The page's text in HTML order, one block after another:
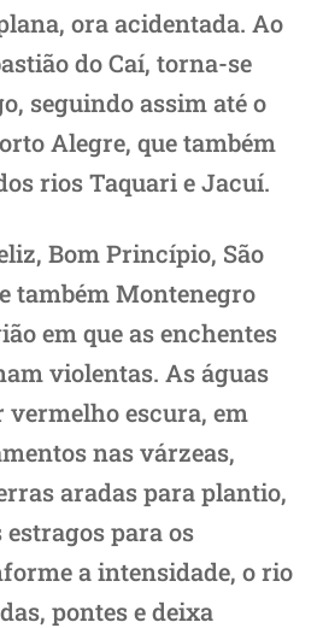
ora acidentada. Ao
do Caí, torna-se
seguindo assim até o
Alegre, que também
rios Taquari e Jacuí.
Bom Princípio, São
também Montenegro
em que as enchentes
violentas. As águas
escura, em
nas várzeas,
aradas para plantio,
para os
a intensidade, o rio
pontes e deixa